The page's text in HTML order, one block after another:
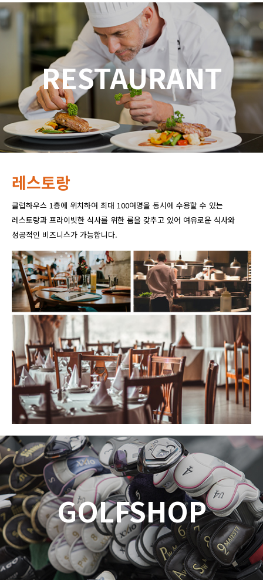
RESTAURANT
레스토랑
클럽하우스 1층에 위치하여 최대 100여명을 동시에 수용할 수 있는
레스토랑과 프라이빗한 식사를 위한 룸을 갖추고 있어 여유로운 식사와
성공적인 비즈니스가 가능합니다.
GOLFSHOP